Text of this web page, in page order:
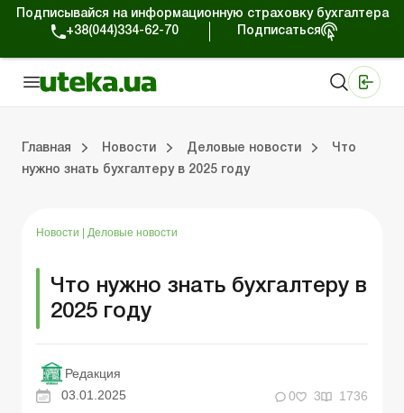
Подписывайся на информационную страховку бухгалтера
+38(044)334-62-70
Подписаться
Главная Новости Деловые новости
Что
нужно знать бухгалтеру в 2025 году
Новости Деловые новости
Что нужно знать бухгалтеру в
2025 году
Редакция
03.01.2025
0 3 1736